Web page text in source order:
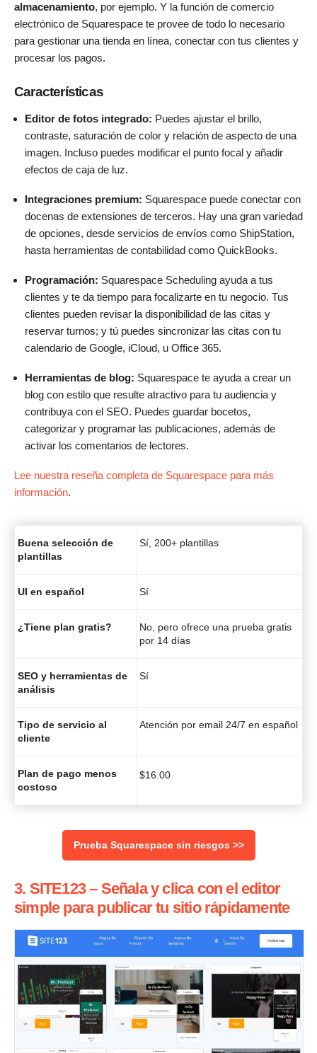
almacenamiento, por ejemplo. Y la función de comercio
electrónico de Squarespace te provee de todo lo necesario
para gestionar una tienda en línea, conectar con tus clientes y
procesar los pagos.
Características
Editor de fotos integrado: Puedes ajustar el brillo,
contraste, saturación de color y relación de aspecto de una
imagen. Incluso puedes modificar el punto focal y añadir
efectos de caja de luz.
Integraciones premium: Squarespace puede conectar con
docenas de extensiones de terceros. Hay una gran variedad
de opciones, desde servicios de envíos como ShipStation,
hasta herramientas de contabilidad como QuickBooks.
Programación: Squarespace Scheduling ayuda a tus
clientes y te da tiempo para focalizarte en tu negocio. Tus
clientes pueden revisar la disponibilidad de las citas y
reservar turnos; y tú puedes sincronizar las citas con tu
calendario de Google, iCloud, u Office 365.
Herramientas de blog: Squarespace te ayuda a crear un
blog con estilo que resulte atractivo para tu audiencia y
contribuya con el SEO. Puedes guardar bocetos,
categorizar y programar las publicaciones, además de
activar los comentarios de lectores.
Lee nuestra reseña completa de Squarespace para más
información.
Buena selección de
plantillas
Sí, 200+ plantillas
UI en español Sí
¿Tiene plan gratis?
No, pero ofrece una prueba gratis
por 14 días
SEO y herramientas de
análisis
Sí
Tipo de servicio al
cliente
Atención por email 24/7 en español
Plan de pago menos
costoso
$16.00
Prueba Squarespace sin riesgos >>
3. SITE123 – Señala y clica con el editor
simple para publicar tu sitio rápidamente